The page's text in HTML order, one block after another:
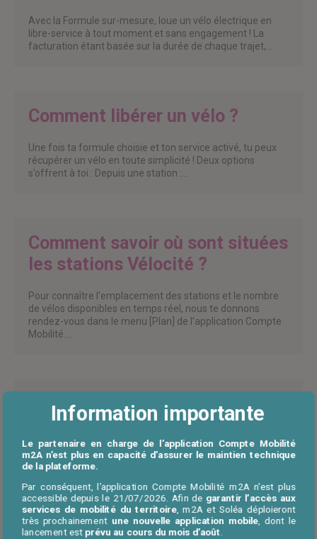
Avec la Formule sur-mesure, loue un vélo électrique en
libre-service à tout moment et sans engagement ! La
facturation étant basée sur la durée de chaque trajet,…
Comment libérer un vélo ?
Une fois ta formule choisie et ton service activé, tu peux
récupérer un vélo en toute simplicité ! Deux options
s’offrent à toi : Depuis une station :…
Comment savoir où sont situées
les stations Vélocité ?
Pour connaître l’emplacement des stations et le nombre
de vélos disponibles en temps réel, nous te donnons
rendez-vous dans le menu [Plan] de l’application Compte
Mobilité.…
Existe-t-il des tarifs réduits
pour les abonnements ?
Les usagers de moins de 26 ans et les titulaires du RSA
bénéficient d’une réduction de 50 % sur leur abonnement
(soit 3,5 € /mois ou 25 € /an). La souscription aux
abonnements…
Le partenaire en charge de l’application Compte Mobilité
m2A n’est plus en capacité d’assurer le maintien technique
de la plateforme.
Par conséquent, l’application Compte Mobilité m2A n'est plus
accessible depuis le 21/07/2026. Afin de garantir l’accès aux
services de mobilité du territoire, m2A et Soléa déploieront
très prochainement une nouvelle application mobile, dont le
lancement estprévu au cours du mois d’août.
Information importante